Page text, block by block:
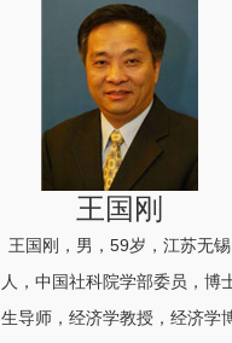
王国刚
王国刚，男，59岁，江苏无锡
人，中国社科院学部委员，博
生导师，经济学教授，经济学